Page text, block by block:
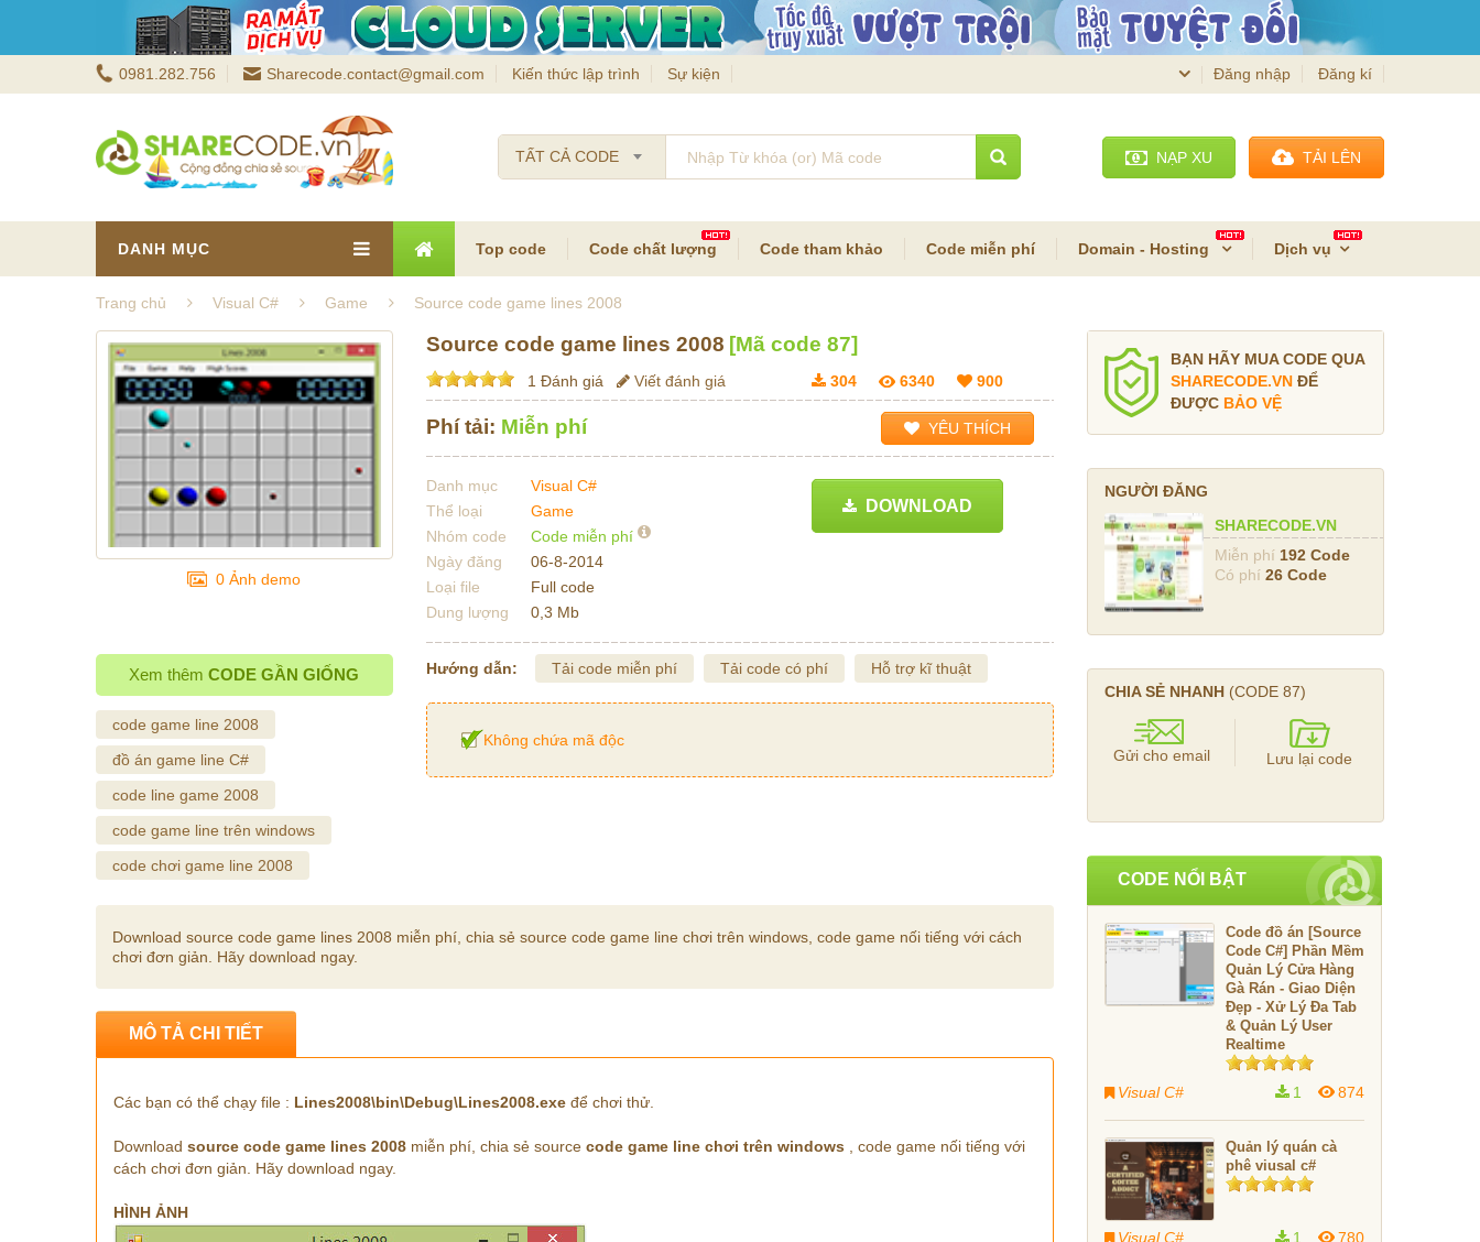
0981.282.756 Sharecode.contact@gmail.com Kiến thức lập trình Sự kiện Đăng nhập Đăng kí
TẤT CẢ CODE NẠP XU TẢI LÊN
DANH MỤC Top code Code chất lượng Code tham khảo Code miễn phí Domain - Hosting Dịch vụ
Trang chủ Visual C# Game Source code game lines 2008
0 Ảnh demo
Source code game lines 2008 [Mã code 87]
1 Đánh giá Viết đánh giá 304 6340 900
Phí tải: Miễn phí YÊU THÍCH
Danh mục
Visual C#
Thể loại
Game
Nhóm code
Code miễn phí
Ngày đăng
06-8-2014
Loại file
Full code
Dung lượng
0,3 Mb
DOWNLOAD
Hướng dẫn: Tải code miễn phí Tải code có phí Hỗ trợ kĩ thuật
Không chứa mã độc
Xem thêmCODE GẦN GIỐNG
code game line 2008
đồ án game line C#
code line game 2008
code game line trên windows
code chơi game line 2008
Download source code game lines 2008 miễn phí, chia sẻ source code game line chơi trên windows, code game nối tiếng với cách
chơi đơn giản. Hãy download ngay.
MÔ TẢ CHI TIẾT
Các bạn có thể chạy file : Lines2008\bin\Debug\Lines2008.exe để chơi thử.
Download source code game lines 2008 miễn phí, chia sẻ source code game line chơi trên windows , code game nối tiếng với
cách chơi đơn giản. Hãy download ngay.
HÌNH ẢNH
BẠN HÃY MUA CODE QUA
SHARECODE.VN ĐỂ
ĐƯỢC BẢO VỆ
NGƯỜI ĐĂNG
SHARECODE.VN
Miễn phí 192 Code
Có phí 26 Code
CHIA SẺ NHANH (CODE 87)
Gửi cho email Lưu lại code
CODE NỔI BẬT
Code đồ án [Source
Code C#] Phần Mềm
Quản Lý Cửa Hàng
Gà Rán - Giao Diện
Đẹp - Xử Lý Đa Tab
& Quản Lý User
Realtime
Visual C# 874
1
Quản lý quán cà
phê viusal c#
Visual C# 780
1